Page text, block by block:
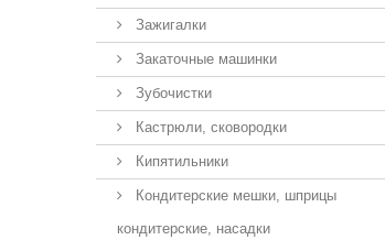
Зажигалки
Закаточные машинки
Зубочистки
Кастрюли, сковородки
Кипятильники
Кондитерские мешки, шприцы
кондитерские, насадки